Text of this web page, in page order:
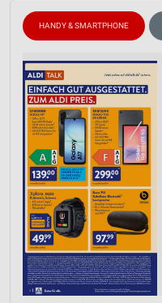
HANDY & SMARTPHONE